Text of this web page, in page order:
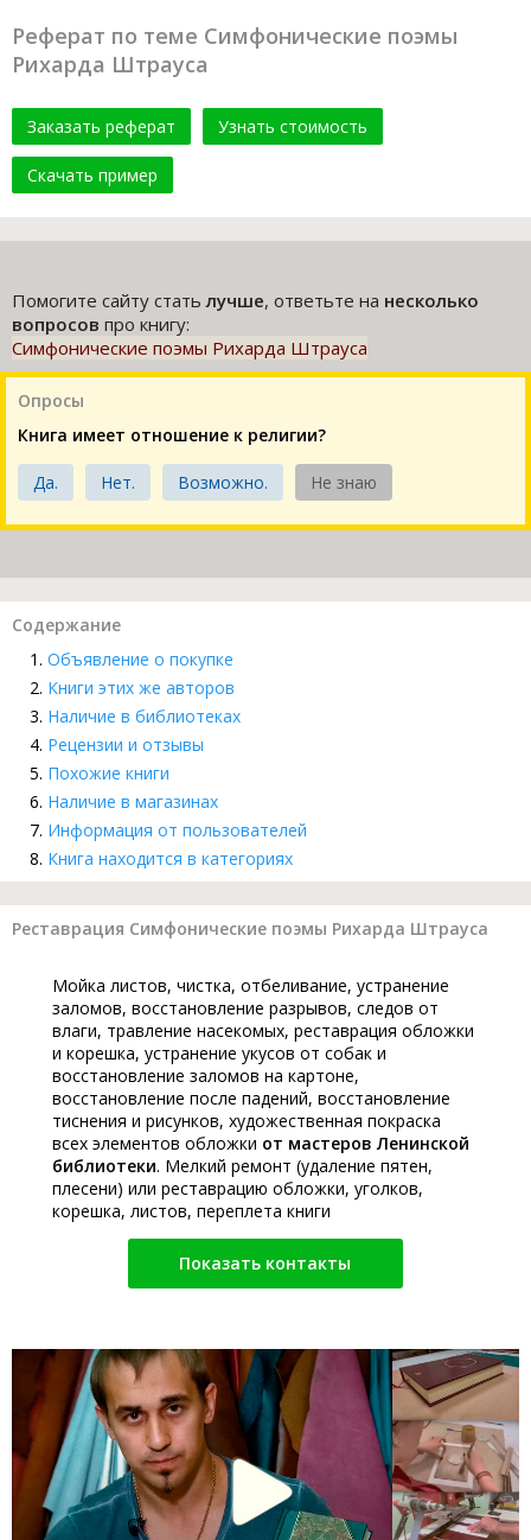
Реферат по теме Симфонические поэмы
Рихарда Штрауса
Заказать реферат Узнать стоимость
Скачать пример
Помогите сайту статьлучше, ответьте на несколько
вопросов про книгу:
Симфонические поэмы Рихарда Штрауса
Опросы
Книга имеет отношение к религии?
Да. Нет. Возможно. Не знаю
Содержание
Объявление о покупке
Книги этих же авторов
Наличие в библиотеках
Рецензии и отзывы
Похожие книги
Наличие в магазинах
Информация от пользователей
Книга находится в категориях
Реставрация Симфонические поэмы Рихарда Штрауса
Мойка листов, чистка, отбеливание, устранение
заломов, восстановление разрывов, следов от
влаги, травление насекомых, реставрация обложки
и корешка, устранение укусов от собак и
восстановление заломов на картоне,
восстановление после падений, восстановление
тиснения и рисунков, художественная покраска
всех элементов обложки от мастеров Ленинской
библиотеки. Мелкий ремонт (удаление пятен,
плесени) или реставрацию обложки, уголков,
корешка, листов, переплета книги
Показать контакты